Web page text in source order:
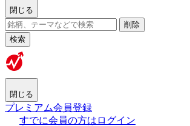
閉じる
削除
検索
閉じる
プレミアム会員登録
すでに会員の方はログイン